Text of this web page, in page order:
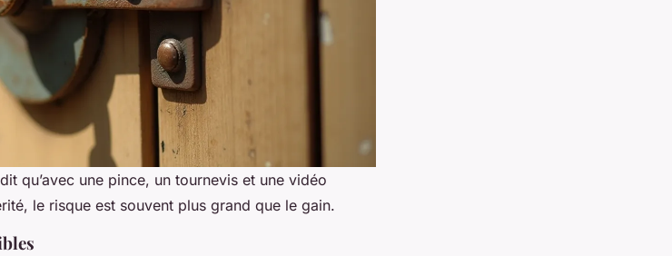
qu’avec une pince, un tournevis et une vidéo
le risque est souvent plus grand que le gain.